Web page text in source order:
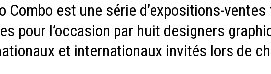
Combo est une série d’expositions-
pour l’occasion par huit designers
et internationaux invités lors de